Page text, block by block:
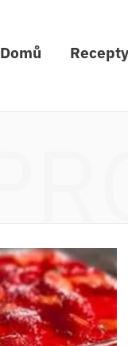
Domů Recepty